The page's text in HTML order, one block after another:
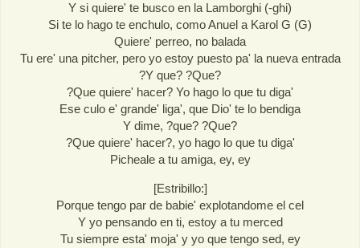
Y si quiere' te busco en la Lamborghi (-ghi)
Si te lo hago te enchulo, como Anuel a Karol G (G)
Quiere' perreo, no balada
Tu ere' una pitcher, pero yo estoy puesto pa' la nueva entrada
?Y que? ?Que?
?Que quiere' hacer? Yo hago lo que tu diga'
Ese culo e' grande' liga', que Dio' te lo bendiga
Y dime, ?que? ?Que?
?Que quiere' hacer?, yo hago lo que tu diga'
Picheale a tu amiga, ey, ey
[Estribillo:]
Porque tengo par de babie' explotandome el cel
Y yo pensando en ti, estoy a tu merced
Tu siempre esta' moja' y yo que tengo sed, ey